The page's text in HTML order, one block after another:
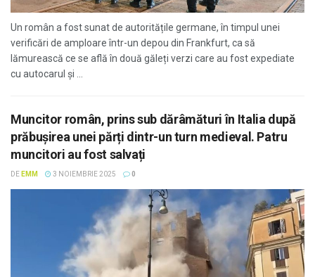
Un român a fost sunat de autoritățile germane, în timpul unei
verificări de amploare într-un depou din Frankfurt, ca să
lămurească ce se află în două găleți verzi care au fost expediate
cu autocarul și ...
Muncitor român, prins sub dărâmături în Italia după
prăbușirea unei părți dintr-un turn medieval. Patru
muncitori au fost salvați
DE EMM 3 NOIEMBRIE 2025 0